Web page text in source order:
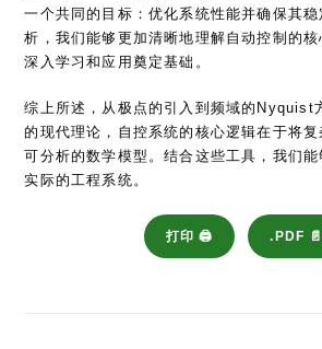
一个共同的目标：优化系统性能并确保其
析，我们能够更加清晰地理解自动控制的
深入学习和应用奠定基础。
综上所述，从极点的引入到频域的Nyquist
的现代理论，自控系统的核心逻辑在于将
可分析的数学模型。结合这些工具，我们
实际的工程系统。
打印 🖨 .PDF 📄